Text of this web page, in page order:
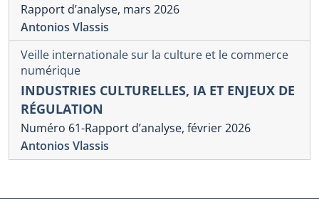
Rapport d’analyse, mars 2026
Antonios Vlassis
Veille internationale sur la culture et le commerce
numérique
INDUSTRIES CULTURELLES, IA ET ENJEUX DE
RÉGULATION
Numéro 61-Rapport d’analyse, février 2026
Antonios Vlassis